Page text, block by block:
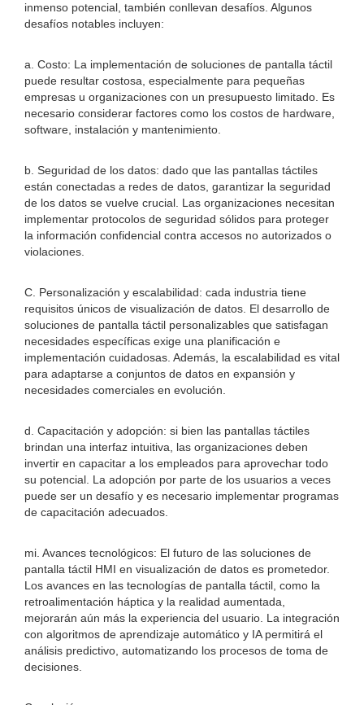
inmenso potencial, también conllevan desafíos. Algunos
desafíos notables incluyen:
a. Costo: La implementación de soluciones de pantalla táctil
puede resultar costosa, especialmente para pequeñas
empresas u organizaciones con un presupuesto limitado. Es
necesario considerar factores como los costos de hardware,
software, instalación y mantenimiento.
b. Seguridad de los datos: dado que las pantallas táctiles
están conectadas a redes de datos, garantizar la seguridad
de los datos se vuelve crucial. Las organizaciones necesitan
implementar protocolos de seguridad sólidos para proteger
la información confidencial contra accesos no autorizados o
violaciones.
C. Personalización y escalabilidad: cada industria tiene
requisitos únicos de visualización de datos. El desarrollo de
soluciones de pantalla táctil personalizables que satisfagan
necesidades específicas exige una planificación e
implementación cuidadosas. Además, la escalabilidad es vital
para adaptarse a conjuntos de datos en expansión y
necesidades comerciales en evolución.
d. Capacitación y adopción: si bien las pantallas táctiles
brindan una interfaz intuitiva, las organizaciones deben
invertir en capacitar a los empleados para aprovechar todo
su potencial. La adopción por parte de los usuarios a veces
puede ser un desafío y es necesario implementar programas
de capacitación adecuados.
mi. Avances tecnológicos: El futuro de las soluciones de
pantalla táctil HMI en visualización de datos es prometedor.
Los avances en las tecnologías de pantalla táctil, como la
retroalimentación háptica y la realidad aumentada,
mejorarán aún más la experiencia del usuario. La integración
con algoritmos de aprendizaje automático y IA permitirá el
análisis predictivo, automatizando los procesos de toma de
decisiones.